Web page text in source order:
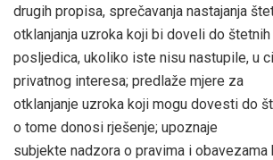
drugih propisa, sprečavanja nastajanja
otklanjanja uzroka koji bi doveli do štetnih
posljedica, ukoliko iste nisu nastupile, u
privatnog interesa; predlaže mjere za
otklanjanje uzroka koji mogu dovesti do
o tome donosi rješenje; upoznaje
subjekte nadzora o pravima i obavezama